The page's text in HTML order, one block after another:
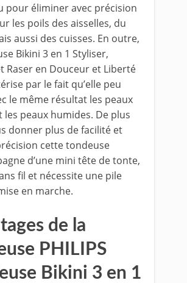
pour éliminer avec précision
les poils des aisselles, du
aussi des cuisses. En outre,
Bikini 3 en 1 Styliser,
Raser en Douceur et Liberté
par le fait qu’elle peu
le même résultat les peaux
les peaux humides. De plus
donner plus de facilité et
cette tondeuse
d’une mini tête de tonte,
fil et nécessite une pile
en marche.
de la
PHILIPS
Bikini 3 en 1